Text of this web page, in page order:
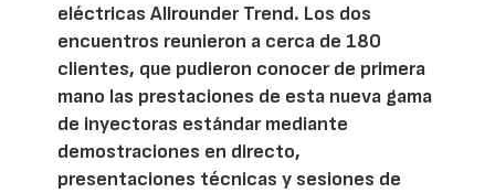
eléctricas Allrounder Trend. Los dos
encuentros reunieron a cerca de 180
clientes, que pudieron conocer de primera
mano las prestaciones de esta nueva gama
de inyectoras estándar mediante
demostraciones en directo,
presentaciones técnicas y sesiones de